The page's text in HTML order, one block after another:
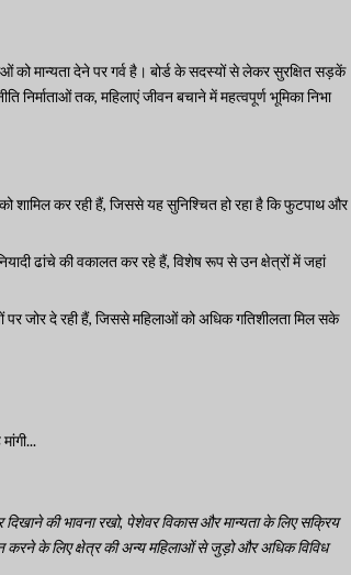
को मान्यता देने पर गर्व है। बोर्ड के सदस्यों से लेकर सुरक्षित सड़कें
निर्माताओं तक, महिलाएं जीवन बचाने में महत्वपूर्ण भूमिका निभा
शामिल कर रही हैं, जिससे यह सुनिश्चित हो रहा है कि फुटपाथ और
ढांचे की वकालत कर रहे हैं, विशेष रूप से उन क्षेत्रों में जहां
पर जोर दे रही हैं, जिससे महिलाओं को अधिक गतिशीलता मिल सके
की भावना रखो, पेशेवर विकास और मान्यता के लिए सक्रिय
करने के लिए क्षेत्र की अन्य महिलाओं से जुड़ो और अधिक विविध